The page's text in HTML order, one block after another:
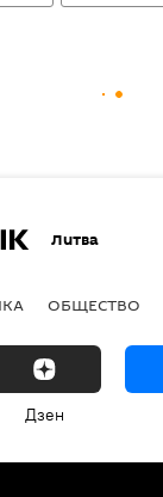
Литва
ОБЩЕСТВО
Дзен